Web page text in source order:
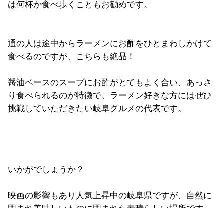
は何杯か食べ歩くこともお勧めです。
通の人は途中からラーメンにお酢をひとまわしかけて
食べるのですが、こちらも絶品！
醤油ベースのスープにお酢がとてもよく合い、あっさ
り食べられるのが特徴で、ラーメン好きな方にはぜひ
挑戦していただきたい岐阜グルメの代表です。
いかがでしょうか？
映画の影響もあり人気上昇中の岐阜県ですが、自然に